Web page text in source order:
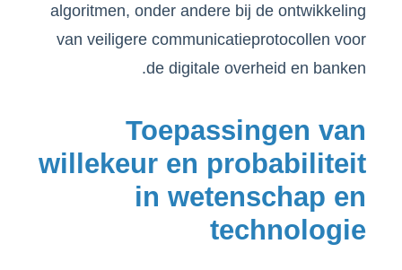
algoritmen, onder andere bij de ontwikkeling
van veiligere communicatieprotocollen voor
de digitale overheid en banken.
Toepassingen van
willekeur en probabiliteit
in wetenschap en
technologie